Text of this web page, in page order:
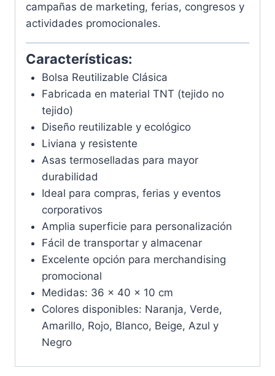
campañas de marketing, ferias, congresos y
actividades promocionales.
Características:
Bolsa Reutilizable Clásica
Fabricada en material TNT (tejido no
tejido)
Diseño reutilizable y ecológico
Liviana y resistente
Asas termoselladas para mayor
durabilidad
Ideal para compras, ferias y eventos
corporativos
Amplia superficie para personalización
Fácil de transportar y almacenar
Excelente opción para merchandising
promocional
Medidas: 36 x 40 x 10 cm
Colores disponibles: Naranja, Verde,
Amarillo, Rojo, Blanco, Beige, Azul y
Negro